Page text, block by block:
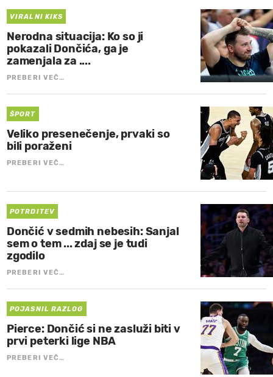
VIRALNI KIKS
Nerodna situacija: Ko so ji
pokazali Dončića, ga je
zamenjala za ....
PREBERI VEČ…
ŠPORT
Veliko presenečenje, prvaki so
bili poraženi
PREBERI VEČ…
POTRDITEV
Dončić v sedmih nebesih: Sanjal
sem o tem ... zdaj se je tudi
zgodilo
PREBERI VEČ…
POJASNIL RAZLOG
Pierce: Dončić si ne zasluži biti v
prvi peterki lige NBA
PREBERI VEČ…